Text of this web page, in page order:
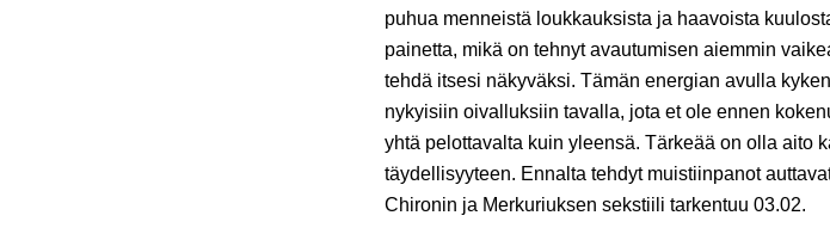
puhua menneistä loukkauksista ja haavoista
painetta, mikä on tehnyt avautumisen aiemmin
tehdä itsesi näkyväksi. Tämän energian avulla
nykyisiin oivalluksiin tavalla, jota et ole ennen
yhtä pelottavalta kuin yleensä. Tärkeää on olla aito
täydellisyyteen. Ennalta tehdyt muistiinpanot
Chironin ja Merkuriuksen sekstiili tarkentuu 03.02.